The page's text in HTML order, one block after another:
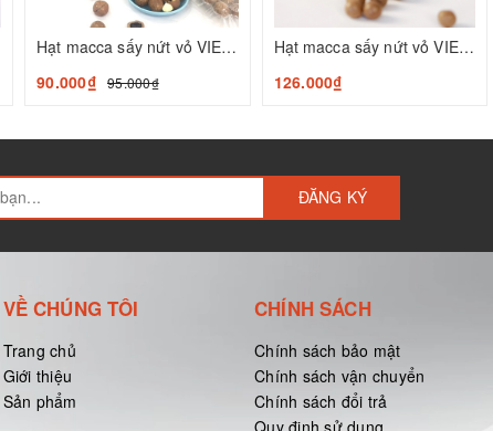
Hạt macca sấy nứt vỏ VIETCROP 250g
90.000₫ 95.000₫
Hạt macca sấy nứt vỏ VIETCROP 350gr
126.000₫
ĐĂNG KÝ
VỀ CHÚNG TÔI
Trang chủ
Giới thiệu
Sản phẩm
CHÍNH SÁCH
Chính sách bảo mật
Chính sách vận chuyển
Chính sách đổi trả
Quy định sử dụng